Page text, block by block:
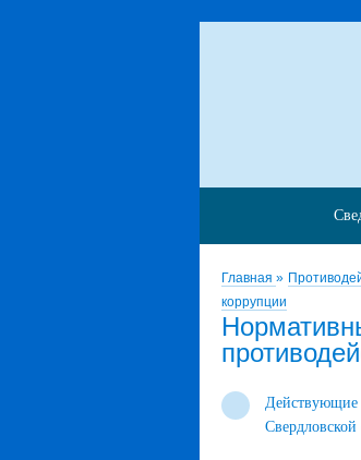
Главная »
коррупции
Действующие
Свердловской